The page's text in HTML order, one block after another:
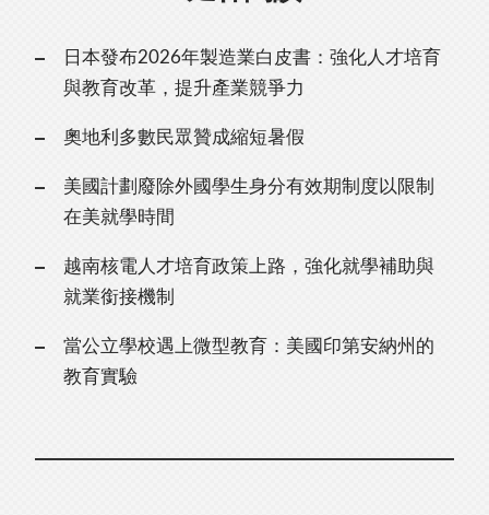
日本發布2026年製造業白皮書：強化人才培育
與教育改革，提升產業競爭力
奧地利多數民眾贊成縮短暑假
美國計劃廢除外國學生身分有效期制度以限制
在美就學時間
越南核電人才培育政策上路，強化就學補助與
就業銜接機制
當公立學校遇上微型教育：美國印第安納州的
教育實驗